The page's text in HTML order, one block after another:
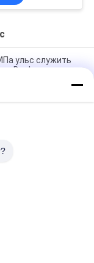
формы
ульс служить
Baghouse
2» Goyen ИМПа